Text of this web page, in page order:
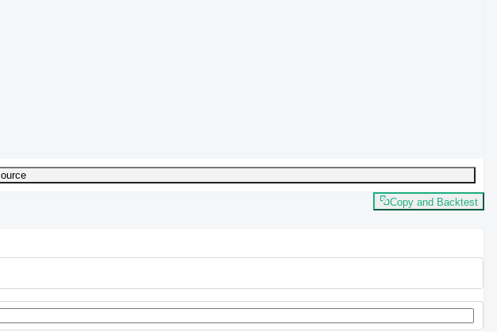
Copy and Backtest